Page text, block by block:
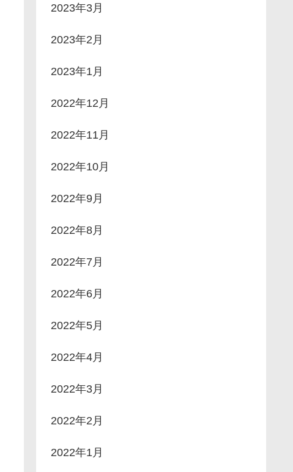
2023年3月
2023年2月
2023年1月
2022年12月
2022年11月
2022年10月
2022年9月
2022年8月
2022年7月
2022年6月
2022年5月
2022年4月
2022年3月
2022年2月
2022年1月